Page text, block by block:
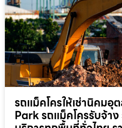
รถแม็คโครให้เช่านิคม
Park รถแม็คโครรับจ้าง